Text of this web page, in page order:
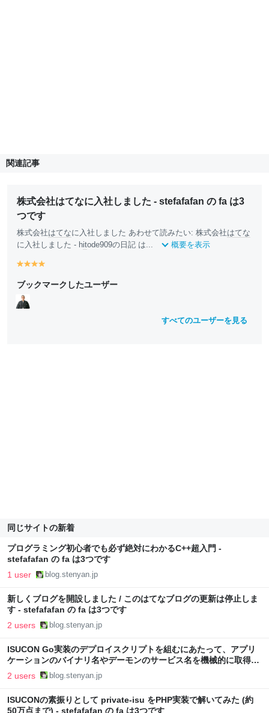
関連記事
株式会社はてなに入社しました - stefafafan の fa は3
つです
株式会社はてなに入社しました あわせて読みたい: 株式会社はてな
に入社しました - hitode909の日記 は... 概要を表示
y
ll
o
w
y
ll
o
w
y
ll ll
ブックマークしたユーザー
すべてのユーザーを見る
同じサイトの新着
プログラミング初心者でも必ず絶対にわかるC++超入門 -
stefafafan の fa は3つです
1 user blog.stenyan.jp
新しくブログを開設しました / このはてなブログの更新は停止しま
す - stefafafan の fa は3つです
2 users blog.stenyan.jp
ISUCON Go実装のデプロイスクリプトを組むにあたって、アプリ
ケーションのバイナリ名やデーモンのサービス名を機械的に取得す
る - stefafafan の fa は3つです
2 users blog.stenyan.jp
ISUCONの素振りとして private-isu をPHP実装で解いてみた (約
50万点まで) - stefafafan の fa は3つです